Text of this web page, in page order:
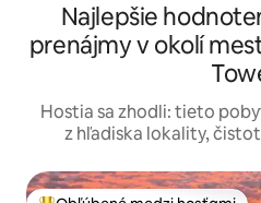
Najlepšie
prenájmy v okolí
Hostia sa zhodli: tieto
z hľadiska lokality,